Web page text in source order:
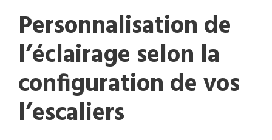
Personnalisation de
l’éclairage selon la
configuration de vos
l’escaliers